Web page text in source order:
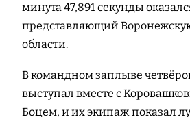
минута 47,891 секунды
представляющий
области.
В командном заплыве
выступал вместе с
Боцем, и их экипаж показал